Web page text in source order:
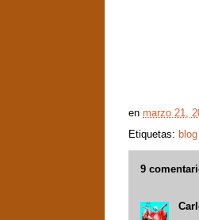
en marzo 21,
Etiquetas:
9